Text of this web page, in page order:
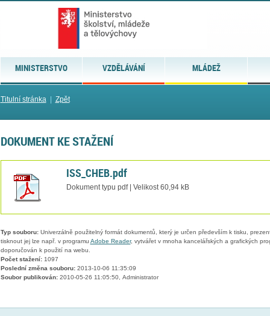
MINISTERSTVO VZDĚLÁVÁNÍ MLÁDEŽ
Titulní stránka| Zpět
DOKUMENT KE STAŽENÍ
ISS_CHEB.pdf
Dokument typu pdf | Velikost 60,94 kB
Typ souboru:Univerzálně použitelný formát dokumentů, který je určen především k tisku,
tisknout jej lze např. v programu Adobe Reader, vytvářet v mnoha kancelářských a grafických
doporučován k použití na webu.
Počet stažení:1097
Poslední změna souboru:2013-10-06 11:35:09
Soubor publikován:2010-05-26 11:05:50, Administrator